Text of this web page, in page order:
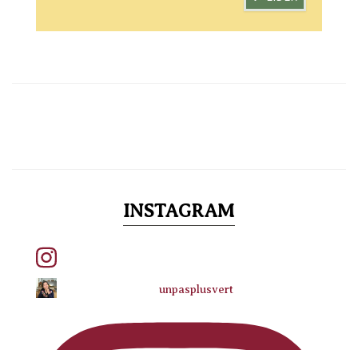
INSTAGRAM
unpasplusvert